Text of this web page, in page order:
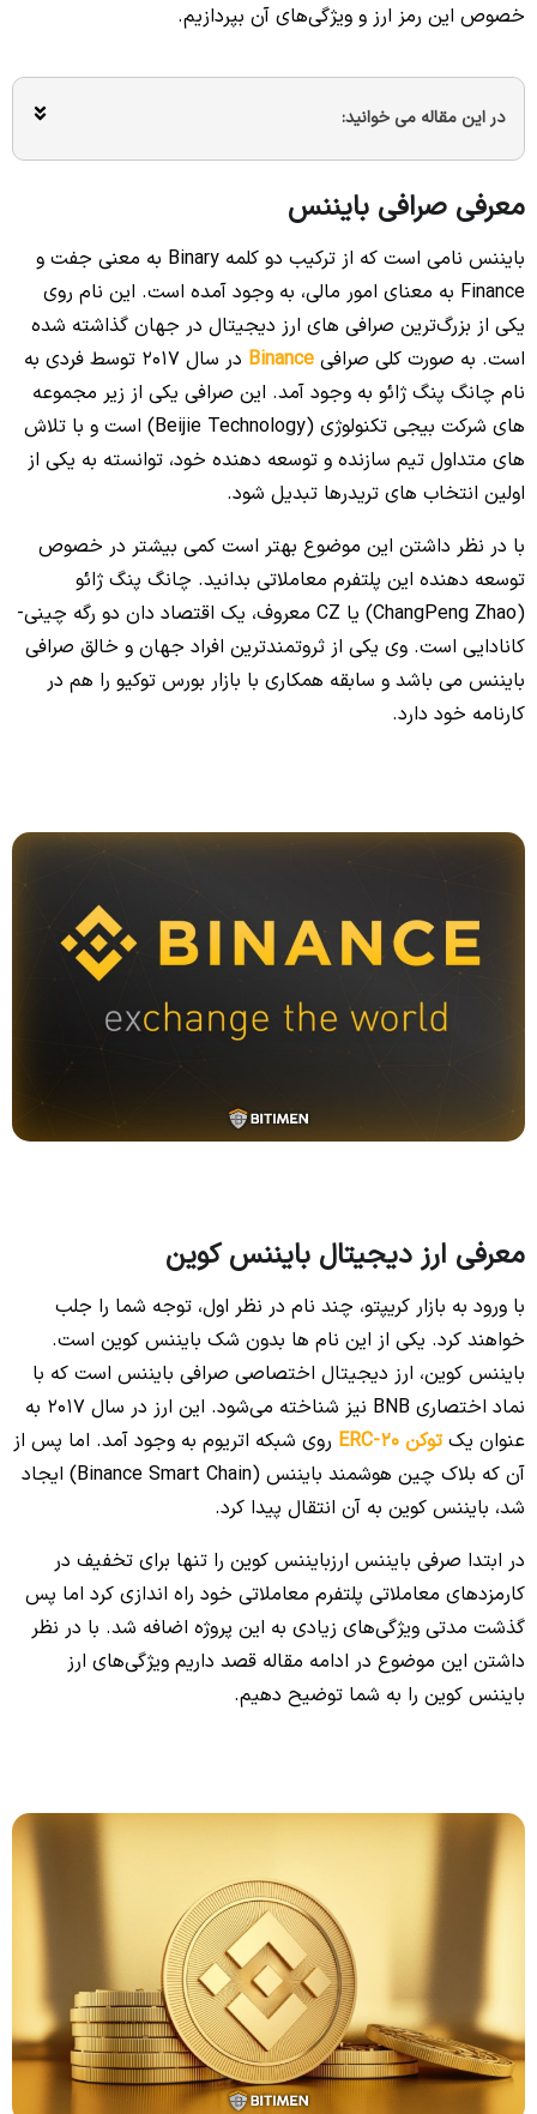
خصوص این رمز ارز و ویژگی‌های آن بپردازیم.
در این مقاله می خوانید:
معرفی صرافی بایننس
بایننس نامی است که از ترکیب دو کلمه Binary به معنی جفت و
Finance به معنای امور مالی، به وجود آمده است. این نام روی
یکی از بزرگ‌ترین صرافی های ارز دیجیتال در جهان گذاشته شده
است. به صورت کلی صرافی Binance
در سال 2017 توسط فردی به
نام چانگ پنگ ژائو به وجود آمد. این صرافی یکی از زیر مجموعه
های شرکت بیجی تکنولوژی (Beijie Technology) است و با تلاش
های متداول تیم سازنده و توسعه دهنده خود، توانسته به یکی از
اولین انتخاب های تریدرها تبدیل شود.
با در نظر داشتن این موضوع بهتر است کمی بیشتر در خصوص
توسعه دهنده این پلتفرم معاملاتی بدانید. چانگ پنگ ژائو
(ChangPeng Zhao) یا CZ معروف، یک اقتصاد دان دو رگه چینی-
کانادایی است. وی یکی از ثروتمندترین افراد جهان و خالق صرافی
بایننس می باشد و سابقه همکاری با بازار بورس توکیو را هم در
کارنامه خود دارد.
معرفی ارز دیجیتال بایننس کوین
با ورود به بازار کریپتو، چند نام در نظر اول، توجه شما را جلب
خواهند کرد. یکی از این نام ها بدون شک بایننس کوین است.
بایننس کوین، ارز دیجیتال اختصاصی صرافی بایننس است که با
نماد اختصاری BNB نیز شناخته می‌شود. این ارز در سال 2017 به
عنوان یکتوکن ERC-20
روی شبکه اتریوم به وجود آمد. اما پس از
آن که بلاک چین هوشمند بایننس (Binance Smart Chain) ایجاد
شد، بایننس کوین به آن انتقال پیدا کرد.
در ابتدا صرفی بایننس ارزبایننس کوین را تنها برای تخفیف در
کارمزدهای معاملاتی پلتفرم معاملاتی خود راه اندازی کرد اما پس
گذشت مدتی ویژگی‌های زیادی به این پروژه اضافه شد. با در نظر
داشتن این موضوع در ادامه مقاله قصد داریم ویژگی‌های ارز
بایننس کوین را به شما توضیح دهیم.